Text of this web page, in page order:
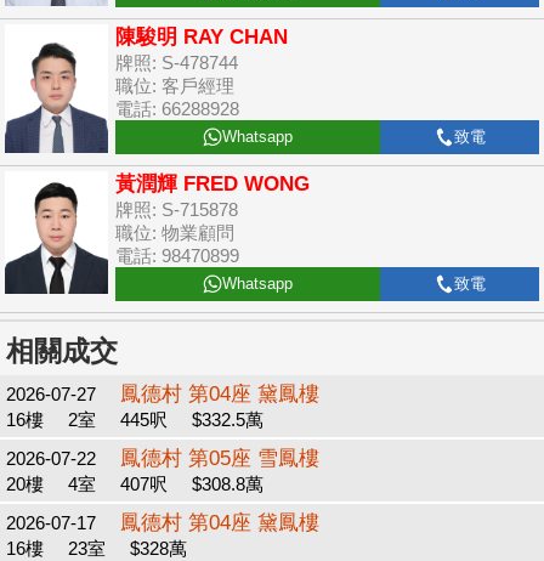
陳駿明 RAY CHAN
牌照: S-478744
職位: 客戶經理
電話: 66288928
Whatsapp 致電
黃潤輝 FRED WONG
牌照: S-715878
職位: 物業顧問
電話: 98470899
Whatsapp 致電
相關成交
2026-07-27 鳳德村 第04座 黛鳳樓
16樓 2室 445呎
$332.5萬
2026-07-22
鳳德村 第05座 雪鳳樓
20樓 4室 407呎
$308.8萬
2026-07-17
鳳德村 第04座 黛鳳樓
16樓 23室
$328萬